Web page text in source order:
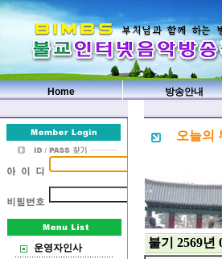
Home 방송안내
운영자인사
오늘의
불기 2569년